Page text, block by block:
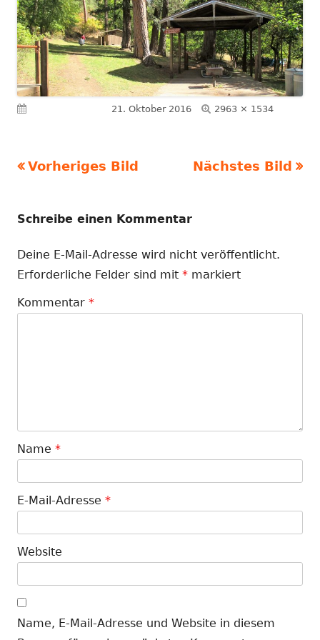
21. Oktober 2016 Volle
2963 × 1534
Vorheriges Bild Nächstes Bild
Schreibe einen Kommentar
Deine E-Mail-Adresse wird nicht veröffentlicht.
Erforderliche Felder sind mit * markiert
Kommentar *
Name *
E-Mail-Adresse *
Website
Name, E-Mail-Adresse und Website in diesem